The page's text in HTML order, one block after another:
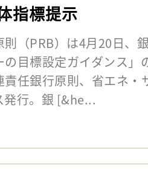
指標提示
（PRB）は4月20日、
の目標設定ガイダンス」
任銀行原則、省エネ
発行。銀 [&he...